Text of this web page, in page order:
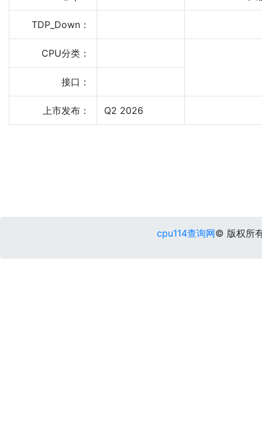
TDP_Down：
CPU分类：
接口：
上市发布： Q2 2026
cpu114查询网© 版权所